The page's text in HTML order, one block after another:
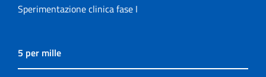
Sperimentazione clinica fase I
5 per mille